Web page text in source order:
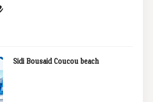
Sidi Bousaid Coucou beach